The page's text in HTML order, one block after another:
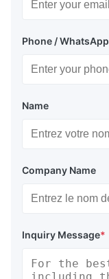
Phone / WhatsApp
Name
Company Name
Inquiry Message*